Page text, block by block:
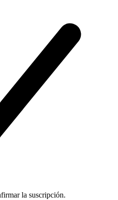
la suscripción.